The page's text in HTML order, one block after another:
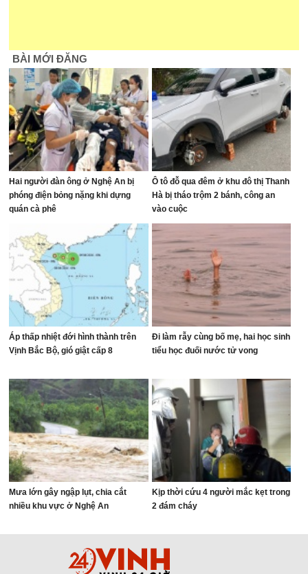
BÀI MỚI ĐĂNG
Hai người đàn ông ở Nghệ An bị
phóng điện bỏng nặng khi dựng
quán cà phê
Ô tô đỗ qua đêm ở khu đô thị Thanh
Hà bị tháo trộm 2 bánh, công an
vào cuộc
Áp thấp nhiệt đới hình thành trên
Vịnh Bắc Bộ, gió giật cấp 8
Đi làm rẫy cùng bố mẹ, hai học sinh
tiểu học đuối nước tử vong
Mưa lớn gây ngập lụt, chia cắt
nhiều khu vực ở Nghệ An
Kịp thời cứu 4 người mắc kẹt trong
2 đám cháy